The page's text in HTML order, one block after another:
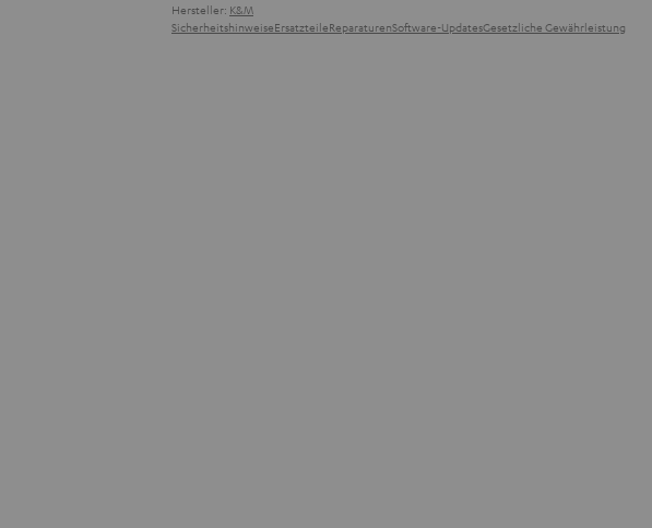
Hersteller: K&M
SicherheitshinweiseErsatzteileReparaturenSoftware-UpdatesGesetzliche Gewährleistung